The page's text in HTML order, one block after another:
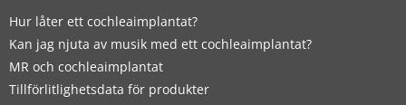
Hur låter ett cochleaimplantat?
Kan jag njuta av musik med ett cochleaimplantat?
MR och cochleaimplantat
Tillförlitlighetsdata för produkter